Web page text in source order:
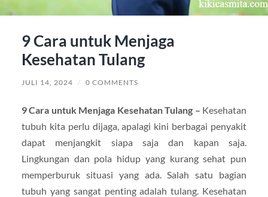
9 Cara untuk Menjaga
Kesehatan Tulang
JULI 14, 2024 / 0 COMMENTS
9 Cara untuk Menjaga Kesehatan Tulang – Kesehatan
tubuh kita perlu dijaga, apalagi kini berbagai penyakit
dapat menjangkit siapa saja dan kapan saja.
Lingkungan dan pola hidup yang kurang sehat pun
memperburuk situasi yang ada. Salah satu bagian
tubuh yang sangat penting adalah tulang. Kesehatan